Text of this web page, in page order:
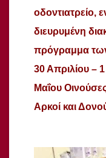
οδοντιατρείο,
διευρυμένη
πρόγραμμα
30 Απριλίου –
Μαΐου
Αρκοί και